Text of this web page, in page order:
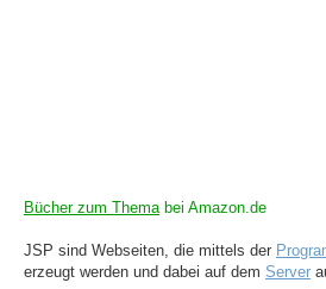
Bücher zum Themabei Amazon.de
JSP sind Webseiten, die mittels der
erzeugt werden und dabei auf dem Server